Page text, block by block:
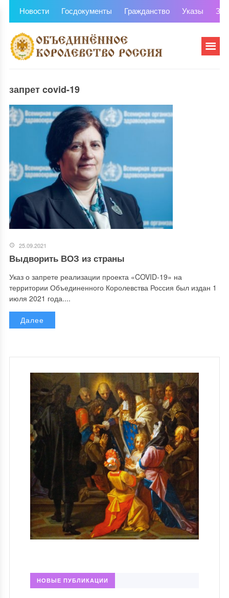
Новости Госдокументы Гражданство Указы
запрет covid-19
25.09.2021
Выдворить ВОЗ из страны
Указ о запрете реализации проекта «COVID-19» на
территории Объединенного Королевства Россия был издан 1
июля 2021 года....
Далее
НОВЫЕ ПУБЛИКАЦИИ